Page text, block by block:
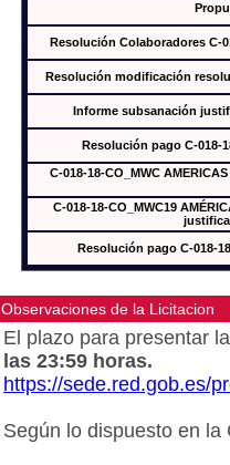
Resolución Colaboradores C-
Resolución modificación
Informe subsanación
Resolución pago C-018-
C-018-18-CO_MWC
C-018-18-CO_MWC19
Resolución pago C-018-
Observaciones de la Licitacion
El plazo para presentar
las 23:59 horas.
https://sede.red.gob.es/
Según lo dispuesto en